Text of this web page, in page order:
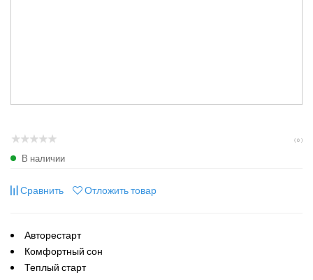
( 0 )
В наличии
Сравнить Отложить товар
Авторестарт
Комфортный сон
Теплый старт